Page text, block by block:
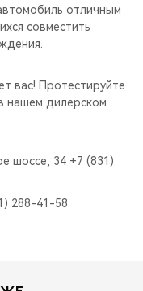
отличным
совместить
вас! Протестируйте
нашем дилерском
шоссе, 34 +7 (831)
288-41-58